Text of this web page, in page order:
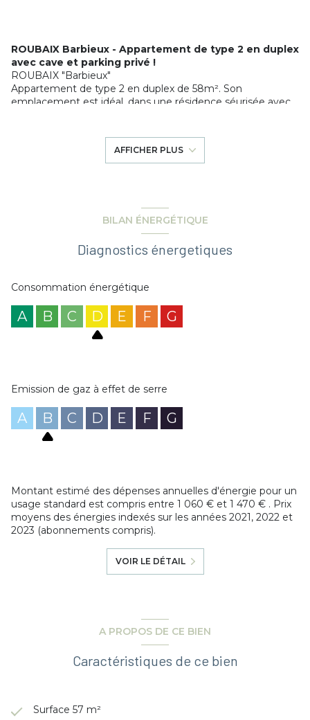
ROUBAIX Barbieux - Appartement de type 2 en duplex
avec cave et parking privé !
ROUBAIX "Barbieux"
Appartement de type 2 en duplex de 58m². Son
emplacement est idéal, dans une résidence séurisée avec
grande hauteur sous plafond + cuisine équipée.
A l'étage une grande chambre en mezzanine, une salle de
bains refaite récemment avec douche. Buanderie.
Une place de parking extérieure sous un carport.
Idéal pour débuter ou pour investir (à deux pas de l'EDHEC)
AFFICHER PLUS
BILAN ÉNERGÉTIQUE
Diagnostics énergetiques
Consommation énergétique
A B C D E F G
Emission de gaz à effet de serre
A B C D E F G
Montant estimé des dépenses annuelles d'énergie pour un
usage standard est compris entre 1 060 € et 1 470 € . Prix
moyens des énergies indexés sur les années 2021, 2022 et
2023 (abonnements compris).
VOIR LE DÉTAIL
A PROPOS DE CE BIEN
Caractéristiques de ce bien
Surface 57 m²